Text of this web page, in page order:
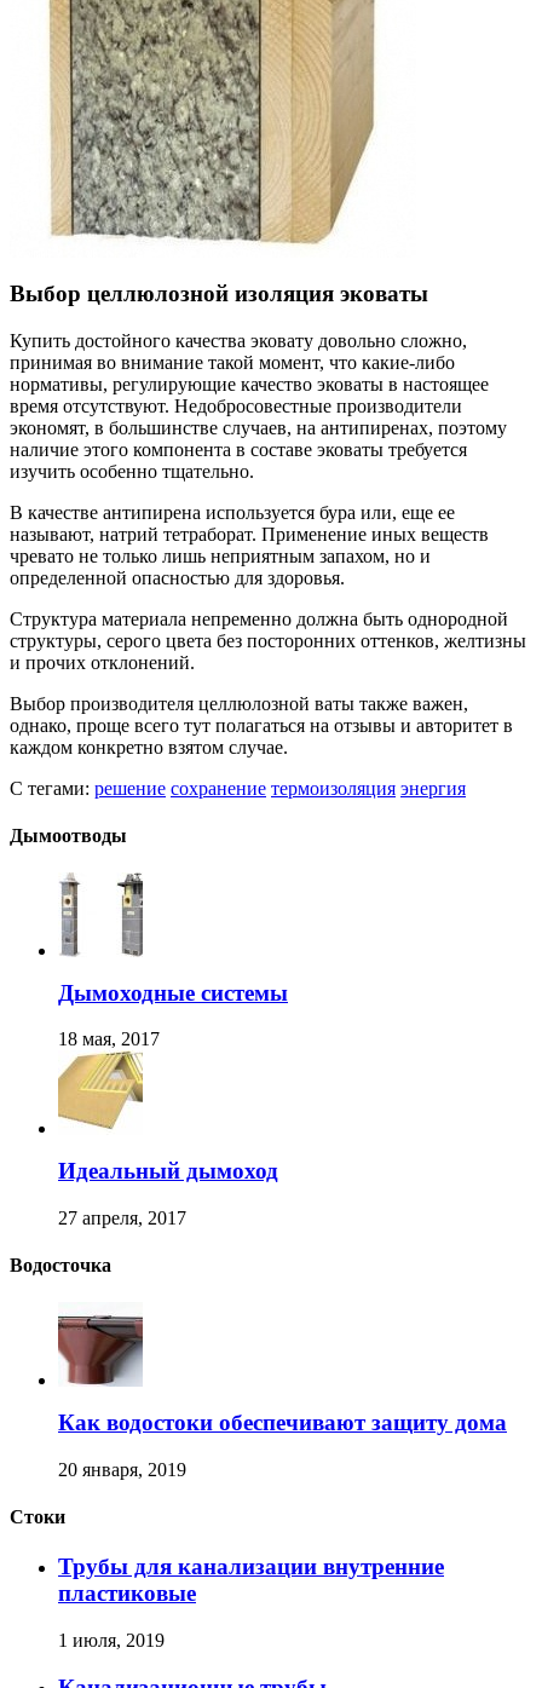
Выбор целлюлозной изоляция эковаты
Купить достойного качества эковату довольно сложно,
принимая во внимание такой момент, что какие-либо
нормативы, регулирующие качество эковаты в настоящее
время отсутствуют. Недобросовестные производители
экономят, в большинстве случаев, на антипиренах, поэтому
наличие этого компонента в составе эковаты требуется
изучить особенно тщательно.
В качестве антипирена используется бура или, еще ее
называют, натрий тетраборат. Применение иных веществ
чревато не только лишь неприятным запахом, но и
определенной опасностью для здоровья.
Структура материала непременно должна быть однородной
структуры, серого цвета без посторонних оттенков, желтизны
и прочих отклонений.
Выбор производителя целлюлозной ваты также важен,
однако, проще всего тут полагаться на отзывы и авторитет в
каждом конкретно взятом случае.
С тегами: решение сохранение термоизоляция энергия
Дымоотводы
Дымоходные системы
18 мая, 2017
Идеальный дымоход
27 апреля, 2017
Водосточка
Как водостоки обеспечивают защиту дома
20 января, 2019
Стоки
Трубы для канализации внутренние
пластиковые
1 июля, 2019